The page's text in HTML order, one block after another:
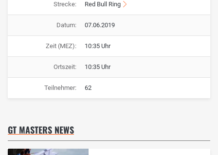
Strecke: Red Bull Ring
Datum: 07.06.2019
Zeit (MEZ): 10:35 Uhr
Ortszeit: 10:35 Uhr
Teilnehmer: 62
GT MASTERS NEWS